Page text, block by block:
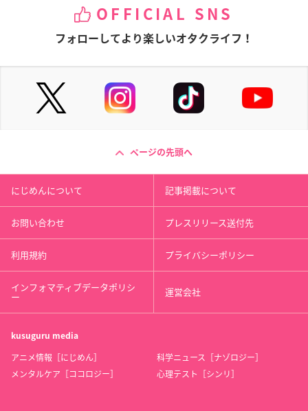
OFFICIAL SNS
フォローしてより楽しいオタクライフ！
ページの先頭へ
にじめんについて 記事掲載について
お問い合わせ プレスリリース送付先
利用規約 プライバシーポリシー
インフォマティブデータポリシ
ー 運営会社
kusuguru media
アニメ情報［にじめん］
科学ニュース［ナゾロジー］
メンタルケア［ココロジー］
心理テスト［シンリ］